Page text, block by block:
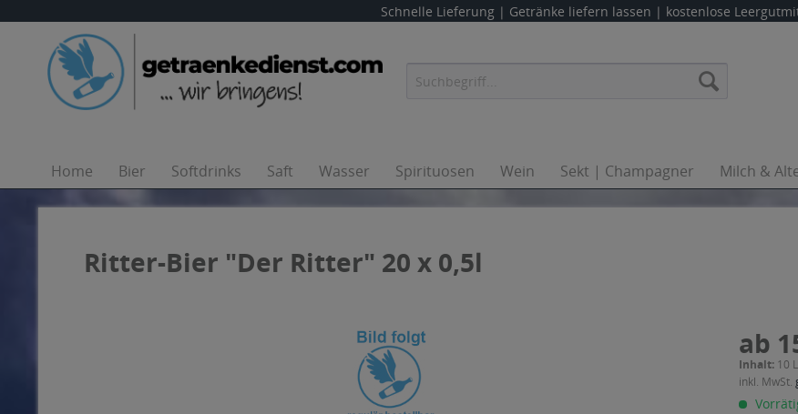
Schnelle Lieferung | Getränke liefern lassen | kostenlose
Home Bier Softdrinks Saft Wasser Spirituosen Wein Sekt | Champagner Milch &
Ritter-Bier "Der Ritter" 20 x 0,5l
ab
Inhalt: 10
inkl. MwSt.